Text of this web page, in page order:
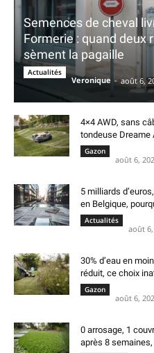
Semences de cheval
Formerie : quand deux
sèment la pagaille
Actualités
Veronique - août 6,
4×4 AWD, sans
tondeuse Dreame
Gazon
août 6,
5 milliards
en Belgique,
Actualités
août
30% d’eau en
réduit, ce choix
Gazon
août 6,
0 arrosage, 1
après 8